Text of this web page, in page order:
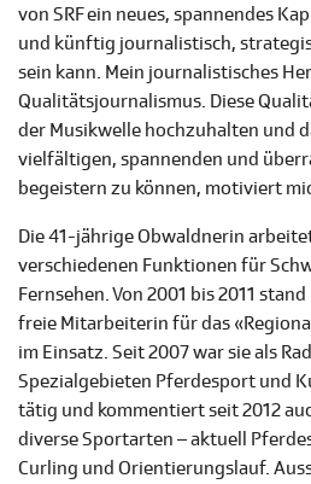
von SRF ein neues, spannendes
und künftig journalistisch,
sein kann. Mein journalistisches
Qualitätsjournalismus. Diese
der Musikwelle hochzuhalten und
vielfältigen, spannenden und
begeistern zu können, motiviert
Die 41-jährige Obwaldnerin
verschiedenen Funktionen für
Fernsehen. Von 2001 bis 2011
freie Mitarbeiterin für das
im Einsatz. Seit 2007 war sie als
Spezialgebieten Pferdesport und
tätig und kommentiert seit 2012
diverse Sportarten – aktuell
Curling und Orientierungslauf.